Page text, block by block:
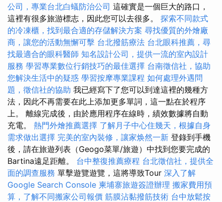
公司，專業台北白蟻防治公司 這確實是一個巨大的路口，
這裡有很多旅游標志，因此您可以去很多。 探索不同款式
的冷凍櫃，找到最合適的存儲解決方案 尋找優質的外燴廠
商，讓您的活動無懈可擊 台北撥筋療法 台北眼科推薦，尋
找最適合的眼科醫師 知名設計公司，提供一流的室內設計
服務 學習專業數位行銷技巧的最佳選擇 台南徵信社，協助
您解決生活中的疑惑 學習按摩專業課程 如何處理外遇問
題，徵信社的協助 我已經寫下了您可以到達這裡的幾種方
法，因此不再需要在此上添加更多單詞，這一點在於程序
上。 離線完成後，由於應用程序在線時，績效數據將自動
充電。 熱門外燴推薦選擇 了解月子中心住幾天，根據自身
需求做出選擇 完美的室內裝修，讓家焕然一新 登錄到手機
後，請在旅遊列表（Geogo菜單/旅遊）中找到您要完成的
Bartina遠足距離。 台中整復推薦療程 台北徵信社，提供全
面的調查服務 單擊遊覽遊覽，這將導致Tour 深入了解
Google Search Console 柬埔寨旅遊簽證辦理 搬家費用預
算，了解不同搬家公司報價 筋膜沾黏撥筋技術 台中放鬆按